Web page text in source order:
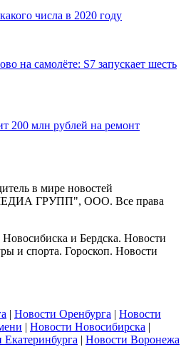
числа в 2020 году
на самолёте: S7 запускает шесть
200 млн рублей на ремонт
в мире новостей
ГРУПП", ООО. Все права
и Бердска. Новости
и спорта. Гороскоп. Новости
| Новости Оренбурга | Новости
| Новости Новосибирска |
Екатеринбурга | Новости Воронежа